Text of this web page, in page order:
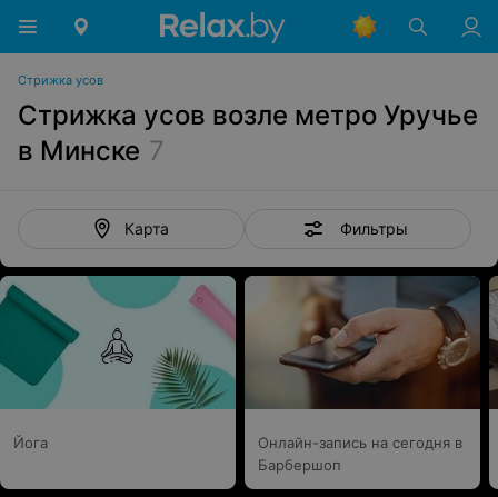
Стрижка усов
Стрижка усов возле метро Уручье
в Минске 7
Карта Фильтры
Йога
Онлайн-запись на сегодня в
Барбершоп